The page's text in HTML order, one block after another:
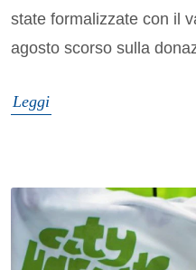
state formalizzate con il
agosto scorso sulla
Leggi